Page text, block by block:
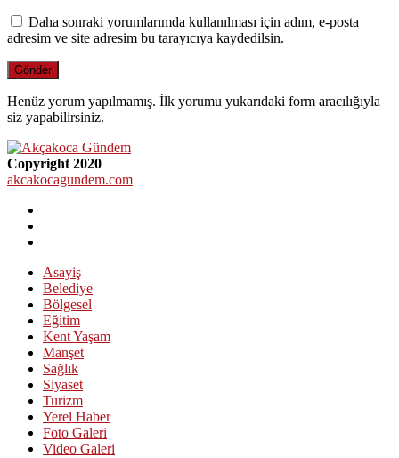
Daha sonraki yorumlarımda kullanılması için adım, e-posta
adresim ve site adresim bu tarayıcıya kaydedilsin.
Henüz yorum yapılmamış. İlk yorumu yukarıdaki form aracılığıyla
siz yapabilirsiniz.
Copyright 2020
akcakocagundem.com
Asayiş
Belediye
Bölgesel
Eğitim
Kent Yaşam
Manşet
Sağlık
Siyaset
Turizm
Yerel Haber
Foto Galeri
Video Galeri